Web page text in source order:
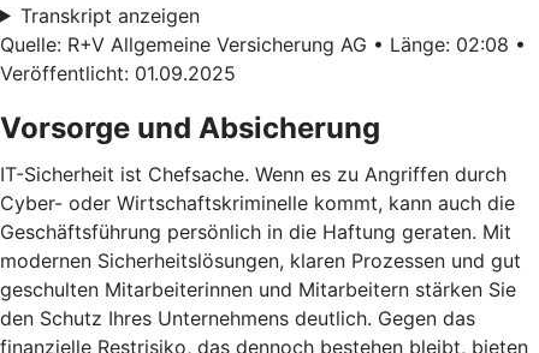
Transkript anzeigen
Quelle: R+V Allgemeine Versicherung AG • Länge: 02:08 •
Veröffentlicht: 01.09.2025
Vorsorge und Absicherung
IT-Sicherheit ist Chefsache. Wenn es zu Angriffen durch
Cyber- oder Wirtschaftskriminelle kommt, kann auch die
Geschäftsführung persönlich in die Haftung geraten. Mit
modernen Sicherheitslösungen, klaren Prozessen und gut
geschulten Mitarbeiterinnen und Mitarbeitern stärken Sie
den Schutz Ihres Unternehmens deutlich. Gegen das
finanzielle Restrisiko, das dennoch bestehen bleibt, bieten